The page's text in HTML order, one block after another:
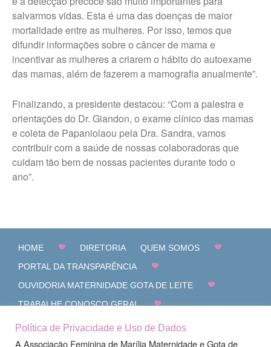
salvarmos vidas. Esta é uma das doenças de maior
mortalidade entre as mulheres. Por isso, temos que
difundir informações sobre o câncer de mama e
incentivar as mulheres a criarem o hábito do autoexame
das mamas, além de fazerem a mamografia anualmente”.
Finalizando, a presidente destacou: “Com a palestra e
orientações do Dr. Giandon, o exame clínico das mamas
e coleta de Papaniolaou pela Dra. Sandra, vamos
contribuir com a saúde de nossas colaboradoras que
cuidam tão bem de nossas pacientes durante todo o
ano”.
HOME DIRETORIA
QUEM SOMOS
PORTAL DA TRANSPARÊNCIA
OUVIDORIA MATERNIDADE GOTA DE LEITE
TRABALHE CONOSCO GERAL
CANAL DE DENÚNCIAS
FALE CONOSCO
Política de Privacidade e Uso de Dados
A Associação Feminina de Marília Maternidade e Gota de